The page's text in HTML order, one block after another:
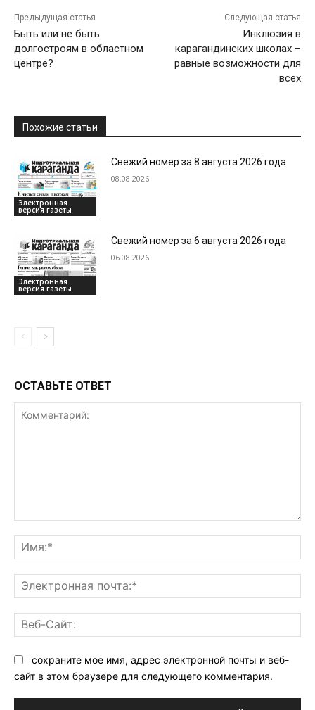
Предыдущая статья
Быть или не быть
долгостроям в областном
центре?
Следующая статья
Инклюзия в
карагандинских школах –
равные возможности для
всех
Похожие статьи
Электронная
версия газеты
Свежий номер за 8 августа 2026 года
08.08.2026
Электронная
версия газеты
Свежий номер за 6 августа 2026 года
06.08.2026
ОСТАВЬТЕ ОТВЕТ
сохраните мое имя, адрес электронной почты и веб-
сайт в этом браузере для следующего комментария.